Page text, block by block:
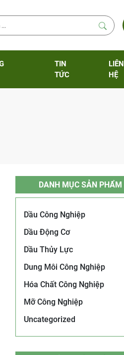
TIN
TỨC
LIÊN
HỆ
DANH MỤC SẢN PHẨM
Dầu Công Nghiệp
Dầu Động Cơ
Dầu Thủy Lực
Dung Môi Công Nghiệp
Hóa Chất Công Nghiệp
Mỡ Công Nghiệp
Uncategorized